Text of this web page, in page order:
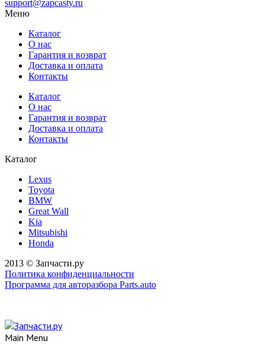
support@zapcasty.ru
Меню
Каталог
О нас
Гарантия и возврат
Доставка и оплата
Контакты
Каталог
О нас
Гарантия и возврат
Доставка и оплата
Контакты
Каталог
Lexus
Toyota
BMW
Great Wall
Kia
Mitsubishi
Honda
2013 © Запчасти.ру
Политика конфиденциальности
Программа для авторазбора Parts.auto
Main Menu